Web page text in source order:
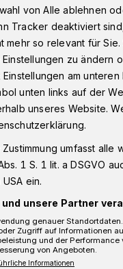
im Homeoffice?
im
Hallenbäder
Lesezeit
von Alle ablehnen
Tracker deaktiviert
mehr so relevant für
Einstellungen zu ändern
Einstellungen am
unten links auf der
unseres Website.
Zustimmung umfasst
1 S. 1 lit. a DSGVO
ein.
und unsere Partner
genauer
Zugriff auf Informationen
und der
von Angeboten.
Informationen